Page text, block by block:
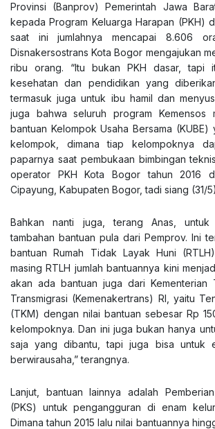
Provinsi (Banprov) Pemerintah Jawa
kepada Program Keluarga Harapan (PKH)
saat ini jumlahnya mencapai 8.606
Disnakersostrans Kota Bogor mengajukan
ribu orang. “Itu bukan PKH dasar, tapi
kesehatan dan pendidikan yang
termasuk juga untuk ibu hamil dan
juga bahwa seluruh program Kemensos
bantuan Kelompok Usaha Bersama (KUBE)
kelompok, dimana tiap kelompoknya
paparnya saat pembukaan bimbingan
operator PKH Kota Bogor tahun 2016
Cipayung, Kabupaten Bogor, tadi siang (31/
Bahkan nanti juga, terang Anas, untuk
tambahan bantuan pula dari Pemprov. Ini
bantuan Rumah Tidak Layak Huni
masing RTLH jumlah bantuannya kini
akan ada bantuan juga dari Kementerian
Transmigrasi (Kemenakertrans) RI, yaitu
(TKM) dengan nilai bantuan sebesar Rp
kelompoknya. Dan ini juga bukan hanya
saja yang dibantu, tapi juga bisa untuk
berwirausaha,” terangnya.
Lanjut, bantuan lainnya adalah
(PKS) untuk pengangguran di enam
Dimana tahun 2015 lalu nilai bantuannya